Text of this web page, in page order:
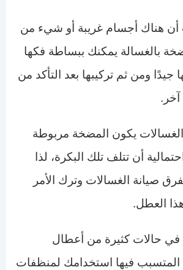
هناك أجسام غريبة أو شيء من
بالغسالة يمكنك ببساطة فكها
جيدًا ومن ثم تركيبها بعد التأكد من
يكون المضخة مربوطة
أن تتلف تلك البكرة، لذا
صيانة الغسالات وترك الأمر
العطل.
في حالات كثيرة من أعطال
فيها استخدامك لمنظفات